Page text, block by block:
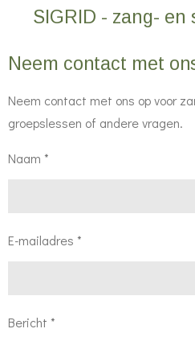
naar
hoofdinhoud
SIGRID - zang-
Neem contact met
Neem contact met ons op voor
groepslessen of andere vragen.
Naam *
E-mailadres *
Bericht *